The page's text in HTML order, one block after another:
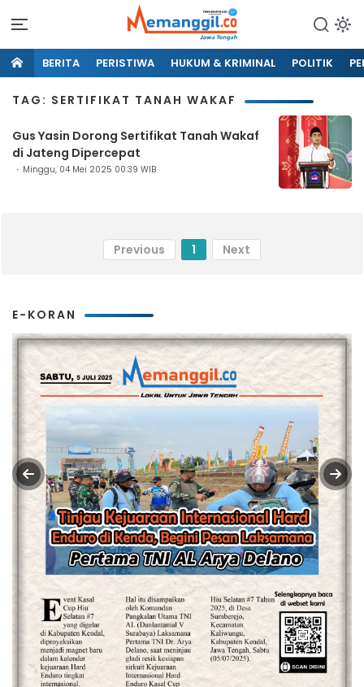
BERITA PERISTIWA HUKUM & KRIMINAL POLITIK
TAG: SERTIFIKAT TANAH WAKAF
Gus Yasin Dorong Sertifikat Tanah Wakaf
di Jateng Dipercepat
Minggu, 04 Mei 2025 00:39 WIB
Previous 1 Next
E-KORAN